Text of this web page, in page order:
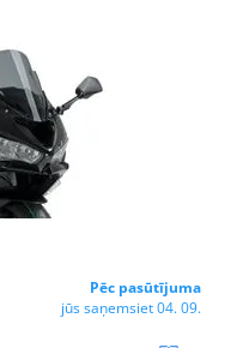
Pēc pasūtījuma
jūs saņemsiet 04. 09.